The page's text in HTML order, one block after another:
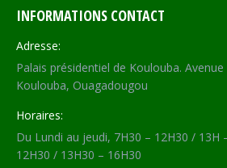
INFORMATIONS CONTACT
Adresse:
Palais présidentiel de Koulouba. Avenue
Koulouba, Ouagadougou
Horaires:
Du Lundi au jeudi, 7H30 – 12H30 / 13H
12H30 / 13H30 – 16H30